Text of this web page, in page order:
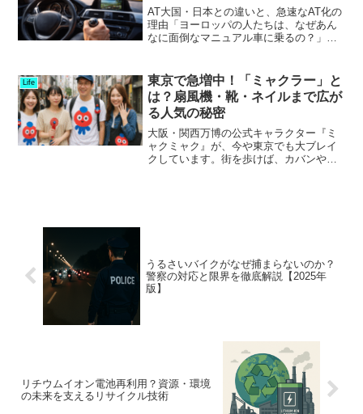
AT大国・日本との違いと、急速なAT化の
理由「ヨーロッパの人たちは、なぜあん
なに面倒なマニュアル車に乗るの？」海
ん。日本では新車の98％以上がAT（オー
トマ）と言われるほ...
Life
東京で急増中！「ミャクラー」と
は？扇風機・靴・ネイルまで広が
る人気の秘密
大阪・関西万博の公式キャラクター『ミ
ャクミャク』が、今や東京でも大ブレイ
クしています。街を歩けば、カバンや
うるさいバイクがなぜ捕まらないのか？
警察の対応と限界を徹底解説【2025年
版】
リチウムイオン電池再利用？資源・環境
の未来を支えるリサイクル技術